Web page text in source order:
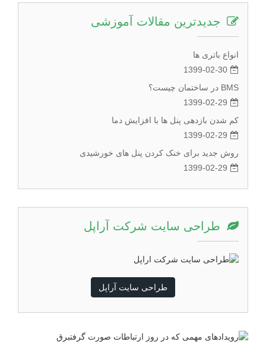
جدیدترین مقالات آموزشی
انواع باتری ها
1399-02-30
BMS در ساختمان چیست؟
1399-02-29
کم شدن بازدهی پنل ها با افزایش دما
1399-02-29
روش جدید برای خنک کردن پنل های خورشیدی
1399-02-29
طراحی سایت شرکت آراپل
طراحی سایت آراپل